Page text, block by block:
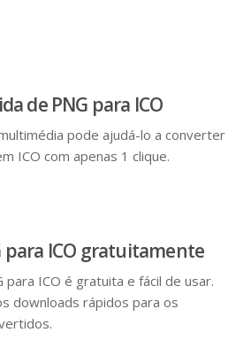
de PNG para ICO
pode ajudá-lo a converter
ICO com apenas 1 clique.
para ICO gratuitamente
para ICO é gratuita e fácil de usar.
downloads rápidos para os